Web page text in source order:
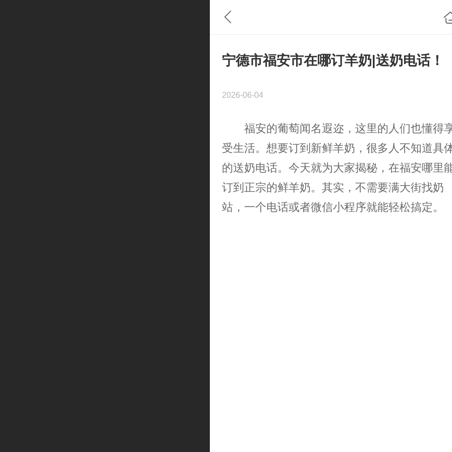
宁德市福安市在哪订羊奶|送奶电话！
2026-06-04
福安的葡萄闻名遐迩，这里的人们也懂得
受生活。想要订到新鲜羊奶，很多人不知道具
的送奶电话。今天就为大家揭秘，在福安哪里
订到正宗的鲜羊奶。其实，不需要满大街找奶
站，一个电话或者微信小程序就能轻松搞定。